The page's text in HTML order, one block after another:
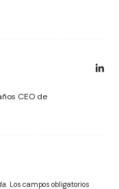
CEO de
Los campos obligatorios